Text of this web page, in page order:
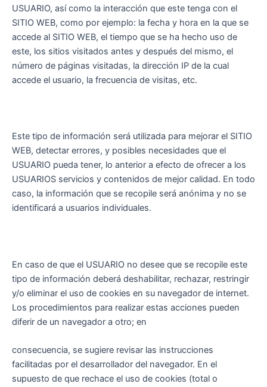
USUARIO, así como la interacción que este tenga con el
SITIO WEB, como por ejemplo: la fecha y hora en la que se
accede al SITIO WEB, el tiempo que se ha hecho uso de
este, los sitios visitados antes y después del mismo, el
número de páginas visitadas, la dirección IP de la cual
accede el usuario, la frecuencia de visitas, etc.
Este tipo de información será utilizada para mejorar el SITIO
WEB, detectar errores, y posibles necesidades que el
USUARIO pueda tener, lo anterior a efecto de ofrecer a los
USUARIOS servicios y contenidos de mejor calidad. En todo
caso, la información que se recopile será anónima y no se
identificará a usuarios individuales.
En caso de que el USUARIO no desee que se recopile este
tipo de información deberá deshabilitar, rechazar, restringir
y/o eliminar el uso de cookies en su navegador de internet.
Los procedimientos para realizar estas acciones pueden
diferir de un navegador a otro; en
consecuencia, se sugiere revisar las instrucciones
facilitadas por el desarrollador del navegador. En el
supuesto de que rechace el uso de cookies (total o